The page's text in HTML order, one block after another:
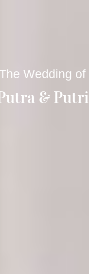
Wedding of
& Putri